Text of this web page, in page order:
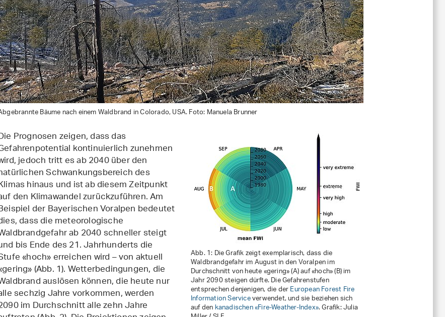
Bäume nach einem Waldbrand in Colorado, USA. Foto: Manuela Brunner
Abb. 1: Die Grafik zeigt exemplarisch, dass die
Waldbrandgefahr im August in den Voralpen im
Durchschnitt von heute «gering» (A) auf «hoch» (B) im
Jahr 2090 steigen dürfte. Die Gefahrenstufen
entsprechen denjenigen, die derEuropean Forest Fire
Information Serviceverwendet, und sie beziehen sich
auf denkanadischen «Fire-Weather-Index». Grafik: Julia
Prognosen zeigen, dass das
kontinuierlich zunehmen
jedoch tritt es ab 2040 über den
Schwankungsbereich des
hinaus und ist ab diesem Zeitpunkt
den Klimawandel zurückzuführen. Am
der Bayerischen Voralpen bedeutet
dass die meteorologische
ab 2040 schneller steigt
bis Ende des 21. Jahrhunderts die
«hoch» erreichen wird – von aktuell
(Abb. 1). Wetterbedingungen, die
auslösen können, die heute nur
sechzig Jahre vorkommen, werden
im Durchschnitt alle zehn Jahre